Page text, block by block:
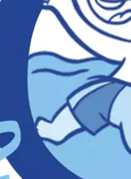
?